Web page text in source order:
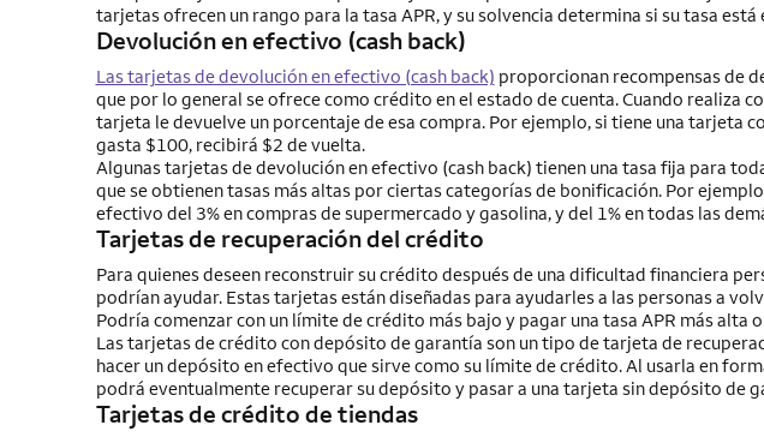
tarjetas ofrecen un rango para la tasa APR, y su solvencia determina si su tasa
Devolución en efectivo (cash back)
Las tarjetas de devolución en efectivo (cash back) proporcionan recompensas de
que por lo general se ofrece como crédito en el estado de cuenta. Cuando realiza
tarjeta le devuelve un porcentaje de esa compra. Por ejemplo, si tiene una tarjeta
gasta $100, recibirá $2 de vuelta.
Algunas tarjetas de devolución en efectivo (cash back) tienen una tasa fija para
que se obtienen tasas más altas por ciertas categorías de bonificación. Por
efectivo del 3% en compras de supermercado y gasolina, y del 1% en todas las
Tarjetas de recuperación del crédito
Para quienes deseen reconstruir su crédito después de una dificultad financiera
podrían ayudar. Estas tarjetas están diseñadas para ayudarles a las personas a
Podría comenzar con un límite de crédito más bajo y pagar una tasa APR más alta
Las tarjetas de crédito con depósito de garantía son un tipo de tarjeta de
hacer un depósito en efectivo que sirve como su límite de crédito. Al usarla en
podrá eventualmente recuperar su depósito y pasar a una tarjeta sin depósito de
Tarjetas de crédito de tiendas